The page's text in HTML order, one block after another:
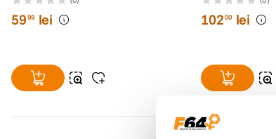
5999 lei 10200 lei